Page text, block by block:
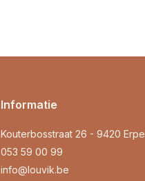
Informatie
Kouterbosstraat 26 - 9420 Erpe
053 59 00 99
info@louvik.be